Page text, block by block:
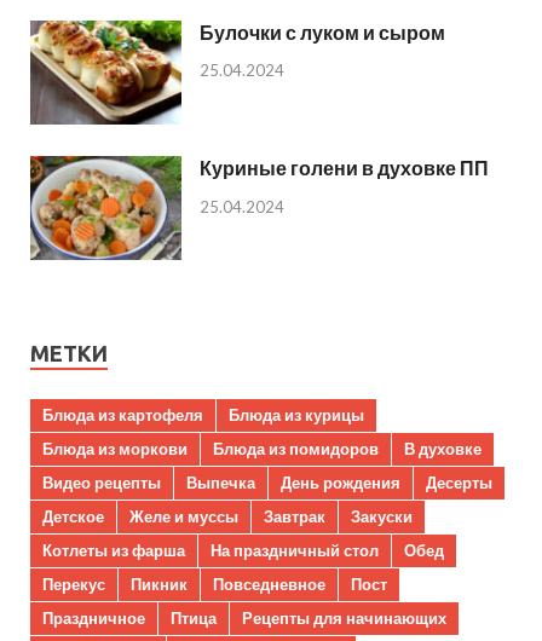
Булочки с луком и сыром
25.04.2024
Куриные голени в духовке ПП
25.04.2024
МЕТКИ
Блюда из картофеля
Блюда из курицы
Блюда из моркови
Блюда из помидоров
В духовке
Видео рецепты
Выпечка День рождения
Десерты
Детское
Желе и муссы Завтрак
Закуски
Котлеты из фарша
На праздничный стол
Обед
Перекус
Пикник Повседневное
Пост
Праздничное
Птица
Рецепты для начинающих